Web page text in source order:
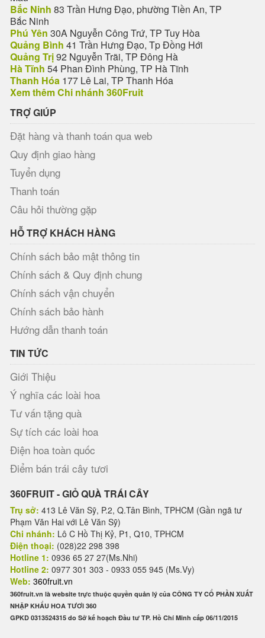
Bắc Ninh 83 Trần Hưng Đạo, phường Tiền An, TP
Bắc Ninh
Phú Yên 30A Nguyễn Công Trứ, TP Tuy Hòa
Quảng Bình 41 Trần Hưng Đạo, Tp Đồng Hới
Quảng Trị92 Nguyễn Trãi, TP Đông Hà
Hà Tĩnh 54 Phan Đình Phùng, TP Hà Tĩnh
Thanh Hóa 177 Lê Lai, TP Thanh Hóa
Xem thêm Chi nhánh 360Fruit
TRỢ GIÚP
Đặt hàng và thanh toán qua web
Quy định giao hàng
Tuyển dụng
Thanh toán
Câu hỏi thường gặp
HỖ TRỢ KHÁCH HÀNG
Chính sách bảo mật thông tin
Chính sách & Quy định chung
Chính sách vận chuyển
Chính sách bảo hành
Hướng dẫn thanh toán
TIN TỨC
Giới Thiệu
Ý nghĩa các loài hoa
Tư vấn tặng quà
Sự tích các loài hoa
Điện hoa toàn quốc
Điểm bán trái cây tươi
360FRUIT - GIỎ QUÀ TRÁI CÂY
Trụ sở: 413 Lê Văn Sỹ, P.2, Q.Tân Bình, TPHCM (Gần ngã tư
Phạm Văn Hai với Lê Văn Sỹ)
Chi nhánh: Lô C Hồ Thị Kỷ, P1, Q10, TPHCM
Điện thoại: (028)22 298 398
Hotline 1: 0936 65 27 27(Ms.Nhi)
Hotline 2: 0977 301 303 - 0933 055 945 (Ms.Vy)
Web: 360fruit.vn
360fruit.vn là website trực thuộc quyền quản lý của CÔNG TY CỔ PHẦN XUẤT
NHẬP KHẨU HOA TƯƠI 360
GPKD 0313524315 do Sở kế hoạch Đầu tư TP. Hồ Chí Minh cấp 06/11/2015